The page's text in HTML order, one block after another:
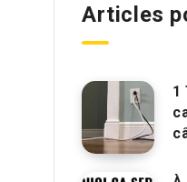
Articles
1